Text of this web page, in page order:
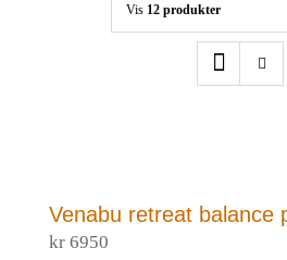
Vis 12 produkter
Venabu retreat balance
kr 6950